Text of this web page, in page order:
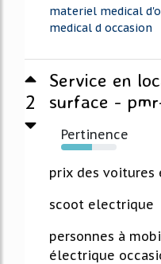
materiel medical
medical d occasion
2
Service en
surface -
Pertinence
56%
prix des voitures
scoot electrique
personnes à
électrique